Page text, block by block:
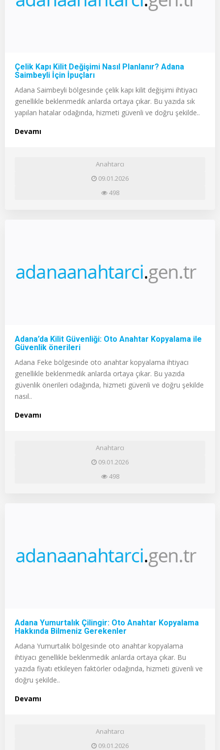
Çelik Kapı Kilit Değişimi Nasıl Planlanır? Adana
Saimbeyli İçin İpuçları
Adana Saimbeyli bölgesinde çelik kapı kilit değişimi ihtiyacı
genellikle beklenmedik anlarda ortaya çıkar. Bu yazıda sık
yapılan hatalar odağında, hizmeti güvenli ve doğru şekilde..
Devamı
Anahtarcı
09.01.2026
498
Adana’da Kilit Güvenliği: Oto Anahtar Kopyalama ile
Güvenlik önerileri
Adana Feke bölgesinde oto anahtar kopyalama ihtiyacı
genellikle beklenmedik anlarda ortaya çıkar. Bu yazıda
güvenlik önerileri odağında, hizmeti güvenli ve doğru şekilde
nasıl..
Devamı
Anahtarcı
09.01.2026
498
Adana Yumurtalık Çilingir: Oto Anahtar Kopyalama
Hakkında Bilmeniz Gerekenler
Adana Yumurtalık bölgesinde oto anahtar kopyalama
ihtiyacı genellikle beklenmedik anlarda ortaya çıkar. Bu
yazıda fiyatı etkileyen faktörler odağında, hizmeti güvenli ve
doğru şekilde..
Devamı
Anahtarcı
09.01.2026